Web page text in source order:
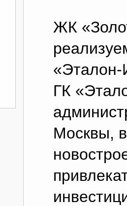
ЖК
«Эталон-
ГК
Москвы,